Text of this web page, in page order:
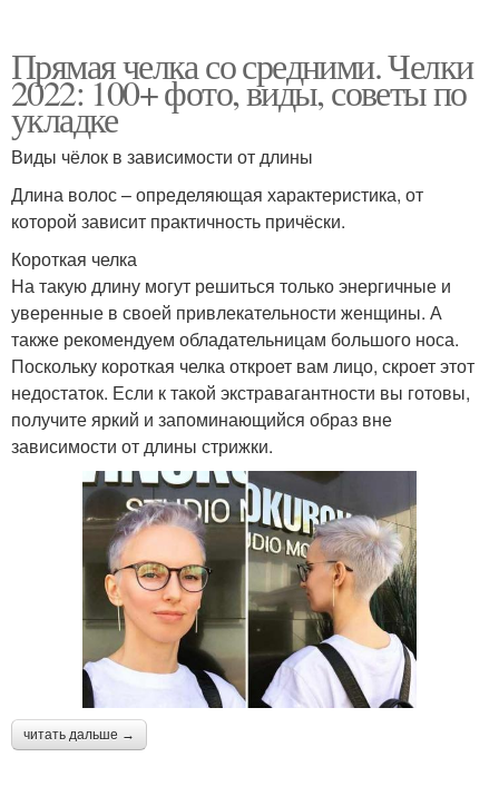
Прямая челка со средними. Челки
2022: 100+ фото, виды, советы по
укладке
Виды чёлок в зависимости от длины
Длина волос – определяющая характеристика, от
которой зависит практичность причёски.
Короткая челка
На такую длину могут решиться только энергичные и
уверенные в своей привлекательности женщины. А
также рекомендуем обладательницам большого носа.
Поскольку короткая челка откроет вам лицо, скроет этот
недостаток. Если к такой экстравагантности вы готовы,
получите яркий и запоминающийся образ вне
зависимости от длины стрижки.
читать дальше →